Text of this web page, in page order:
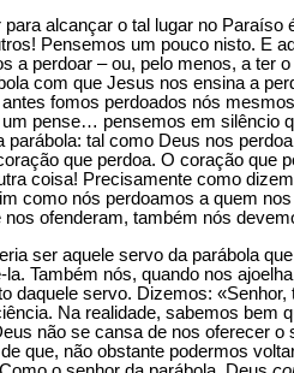
alcançar o tal lugar no
Pensemos um pouco nisto. E
a perdoar – ou, pelo menos, a ter
com que Jesus nos ensina a
fomos perdoados nós
pense… pensemos em silêncio
parábola: tal como Deus nos
que perdoa. O coração que
coisa! Precisamente como
como nós perdoamos a quem
nos ofenderam, também nós
ser aquele servo da parábola
Também nós, quando nos
daquele servo. Dizemos:
Na realidade, sabemos
não se cansa de nos oferecer
que, não obstante podermos